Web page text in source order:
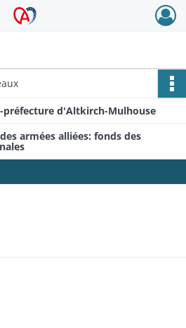
Alsace - Colmar
préfecture d'Altkirch-Mulhouse
armées alliées: fonds des